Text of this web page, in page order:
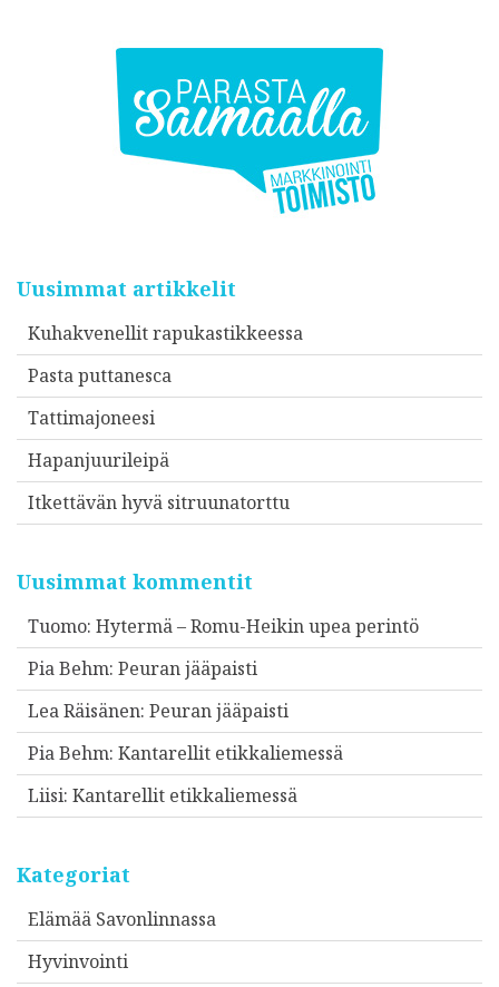
Uusimmat artikkelit
Kuhakvenellit rapukastikkeessa
Pasta puttanesca
Tattimajoneesi
Hapanjuurileipä
Itkettävän hyvä sitruunatorttu
Uusimmat kommentit
Tuomo: Hytermä – Romu-Heikin upea perintö
Pia Behm: Peuran jääpaisti
Lea Räisänen: Peuran jääpaisti
Pia Behm: Kantarellit etikkaliemessä
Liisi: Kantarellit etikkaliemessä
Kategoriat
Elämää Savonlinnassa
Hyvinvointi